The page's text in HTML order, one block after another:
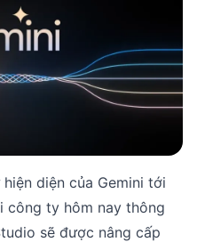
diện của Gemini tới
công ty hôm nay thông
sẽ được nâng cấp